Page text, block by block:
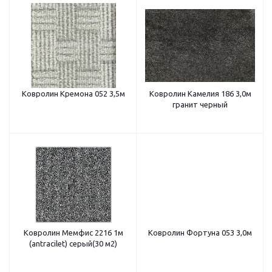
Ковролин Кремона 052 3,5м
Ковролин Камелия 186 3,0м
гранит черный
Ковролин Мемфис 2216 1м
(antracilet) серый(30 м2)
Ковролин Фортуна 053 3,0м